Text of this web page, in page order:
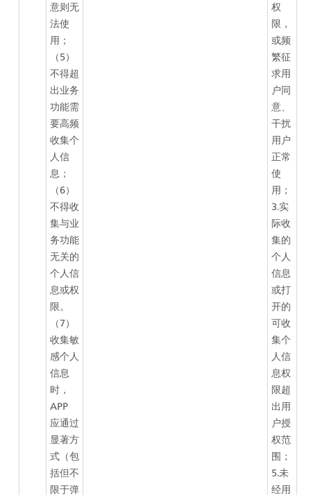
意则无
法使
用；
（5）
不得超
出业务
功能需
要高频
收集个
人信
息；
（6）
不得收
集与业
务功能
无关的
个人信
息或权
限。
（7）
收集敏
感个人
信息
时，
APP
应通过
显著方
式（包
括但不
限于弹
权
限，
或频
繁征
求用
户同
意、
干扰
用户
正常
使
用；
3.实
际收
集的
个人
信息
或打
开的
可收
集个
人信
息权
限超
出用
户授
权范
围；
5.未
经用